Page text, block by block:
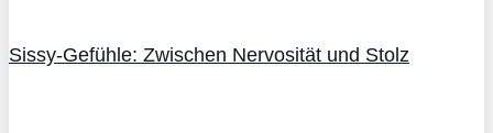
Sissy-Gefühle: Zwischen Nervosität und Stolz